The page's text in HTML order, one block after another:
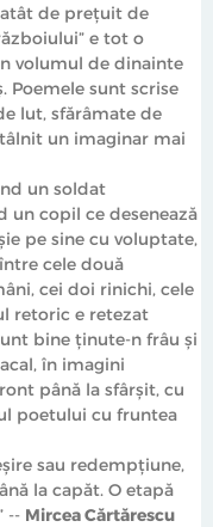
de prețuit de
e tot o
volumul de dinainte
Poemele sunt scrise
lut, sfărâmate de
un imaginar mai
un soldat
un copil ce desenează
pe sine cu voluptate,
cele două
cei doi rinichi, cele
retoric e retezat
bine ținute-n frâu și
în imagini
până la sfârșit, cu
poetului cu fruntea
sau redempțiune,
la capăt. O etapă
-- Mircea Cărtărescu